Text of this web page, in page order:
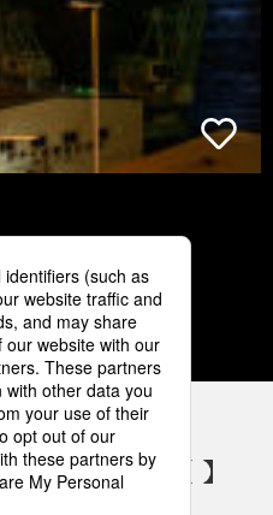
4 5
備 SNSアカウント